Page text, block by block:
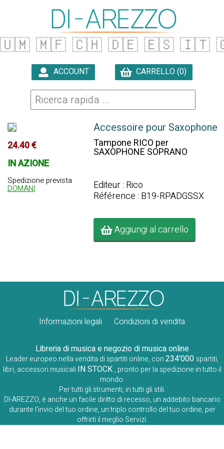
🇺🇲 🇲🇫 🇨🇭 🇩🇪 🇪🇸 🇮🇹
ACCOUNT CARRELLO (0)
24.40 €
IN AZIONE
Spedizione prevista
DOMANI
Accessoire pour Saxophone
Tampone RICO per
SAXOPHONE SOPRANO
Editeur : Rico
Référence : B19-RPADGSSX
Aggiungi al carrello
Informazioni legali Condizioni di vendita
Libreria di musica e negozio di musica online
Leader europeo nella vendita di spartiti online, con234'000 spartiti,
libri, accessori musicali IN STOCK , pronto per la spedizione in tutto il
mondo.
Per tutti gli strumenti, in tutti gli stili.
DI-AREZZO, è anche un facile diritto di recesso, un addebito bancario
durante l'invio del tuo ordine, un triplo controllo del tuo ordine, per
offrirti il ​​meglio Servizi.